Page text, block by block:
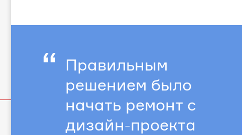
“ Правильным
решением было
начать ремонт с
дизайн-проекта